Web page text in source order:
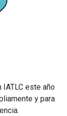
este año
y para